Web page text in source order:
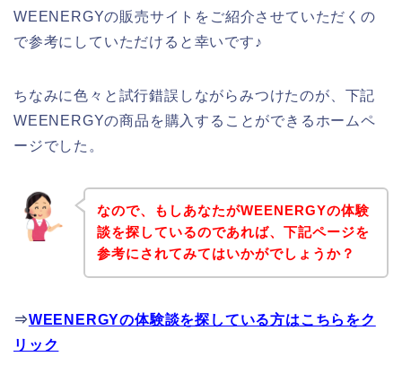
WEENERGYの販売サイトをご紹介させていただくの
で参考にしていただけると幸いです♪
ちなみに色々と試行錯誤しながらみつけたのが、下記
WEENERGYの商品を購入することができるホームペ
ージでした。
なので、もしあなたがWEENERGYの体験
談を探しているのであれば、下記ページを
参考にされてみてはいかがでしょうか？
⇒WEENERGYの体験談を探している方はこちらをク
リック